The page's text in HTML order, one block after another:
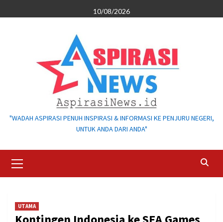
to
10/08/2026
"WADAH ASPIRASI PENUH INSPIRASI & INFORMASI KE PENJURU NEGERI,
UNTUK ANDA DARI ANDA"
Menu
UTAMA